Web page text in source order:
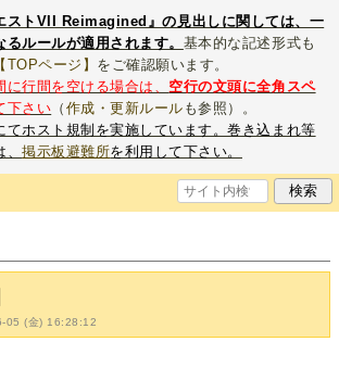
ストVII Reimagined』の見出しに関しては、一
ルールが適用されます。 基本的な記述形式も
【TOPページ】 をご確認願います。
行間を空ける場合は、 空行の文頭に全角スペ
下さい （ 作成・更新ルール も参照）。
てホスト規制を実施しています。巻き込まれ等
、掲示板避難所を利用して下さい。
05 (金) 16:28:12